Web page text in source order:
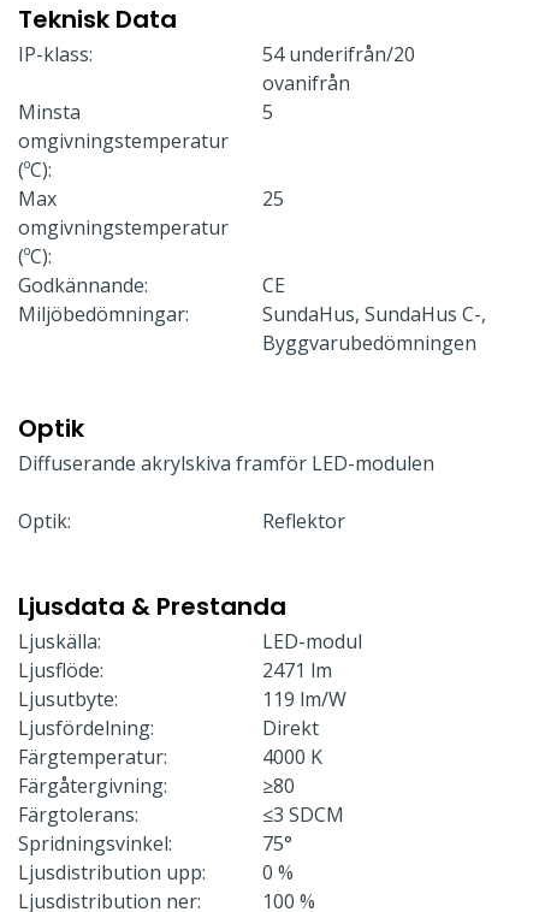
Teknisk Data
IP-klass:
54 underifrån/20
ovanifrån
Minsta
omgivningstemperatur
(ºC):
5
Max
omgivningstemperatur
(ºC):
25
Godkännande:
CE
Miljöbedömningar:
SundaHus, SundaHus C-,
Byggvarubedömningen
Optik
Diffuserande akrylskiva framför LED-modulen
Optik: Reflektor
Ljusdata & Prestanda
Ljuskälla:
LED-modul
Ljusflöde:
2471 lm
Ljusutbyte:
119 lm/W
Ljusfördelning:
Direkt
Färgtemperatur:
4000 K
Färgåtergivning:
≥80
Färgtolerans:
≤3 SDCM
Spridningsvinkel:
75°
Ljusdistribution upp:
0 %
Ljusdistribution ner:
100 %